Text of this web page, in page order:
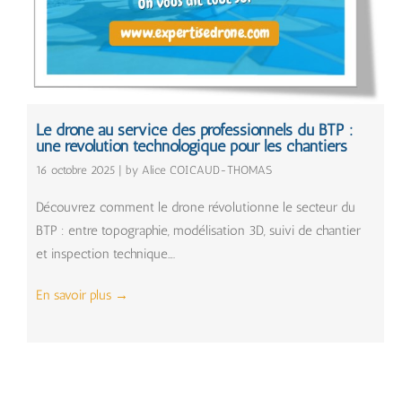
Le drone au service des professionnels du BTP :
une révolution technologique pour les chantiers
16 octobre 2025 by Alice COICAUD-THOMAS
Découvrez comment le drone révolutionne le secteur du
BTP : entre topographie, modélisation 3D, suivi de chantier
et inspection technique….
En savoir plus →